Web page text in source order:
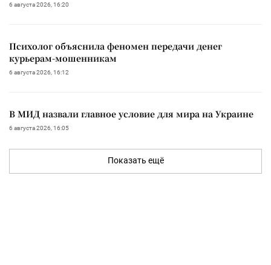
6 августа 2026, 16:20
Психолог объяснила феномен передачи денег
курьерам-мошенникам
6 августа 2026, 16:12
В МИД назвали главное условие для мира на Украине
6 августа 2026, 16:05
Показать ещё